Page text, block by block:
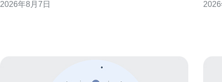
影响网络连通和法律合规，也直接关系到业务连续性
2026年8月7日
重官